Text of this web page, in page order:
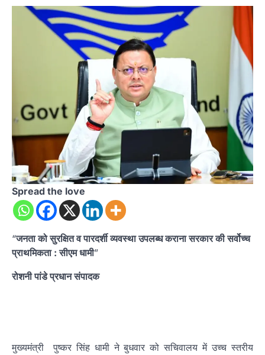
Spread the love
“जनता को सुरक्षित व पारदर्शी व्यवस्था उपलब्ध कराना सरकार की सर्वोच्च
प्राथमिकता : सीएम धामी”
रोशनी पांडे प्रधान संपादक
मुख्यमंत्री पुष्कर सिंह धामी ने बुधवार को सचिवालय में उच्च स्तरीय